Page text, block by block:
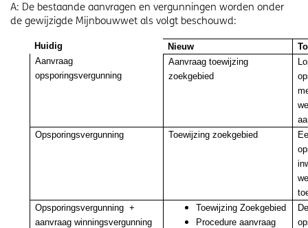
A: De bestaande aanvragen en vergunningen worden onder
de gewijzigde Mijnbouwwet als volgt beschouwd:
Huidig Nieuw
Aanvraag
opsporingsvergunning
Aanvraag toewijzing
zoekgebied
Opsporingsvergunning
Toewijzing zoekgebied
Opsporingsvergunning +
aanvraag winningsvergunning
Toewijzing Zoekgebied
Procedure aanvraag